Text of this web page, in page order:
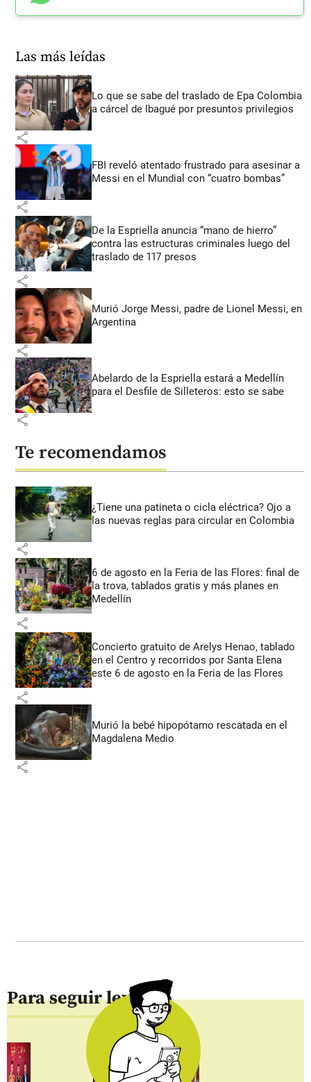
Las más leídas
Lo que se sabe del traslado de Epa Colombia
a cárcel de Ibagué por presuntos privilegios
share
FBI reveló atentado frustrado para asesinar a
Messi en el Mundial con “cuatro bombas”
share
De la Espriella anuncia “mano de hierro”
contra las estructuras criminales luego del
traslado de 117 presos
share
Murió Jorge Messi, padre de Lionel Messi, en
Argentina
share
Abelardo de la Espriella estará a Medellín
para el Desfile de Silleteros: esto se sabe
share
Te recomendamos
¿Tiene una patineta o cicla eléctrica? Ojo a
las nuevas reglas para circular en Colombia
share
6 de agosto en la Feria de las Flores: final de
la trova, tablados gratis y más planes en
Medellín
share
Concierto gratuito de Arelys Henao, tablado
en el Centro y recorridos por Santa Elena
este 6 de agosto en la Feria de las Flores
share
Murió la bebé hipopótamo rescatada en el
Magdalena Medio
share
Para seguir leyendo